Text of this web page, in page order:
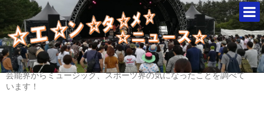
芸能界からミュージック、スポーツ界の気になったことを調べて
います！